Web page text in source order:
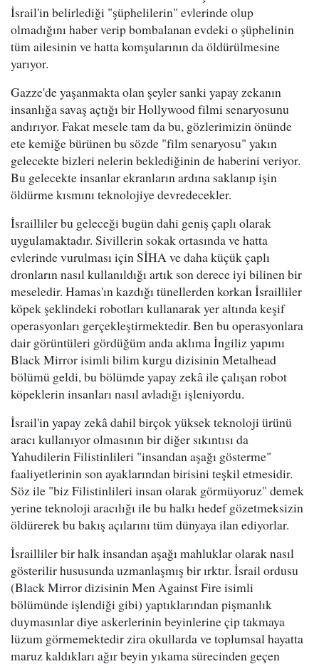
İsrail'in belirlediği "şüphelilerin" evlerinde olup
olmadığını haber verip bombalanan evdeki o şüphelinin
tüm ailesinin ve hatta komşularının da öldürülmesine
yarıyor.
Gazze'de yaşanmakta olan şeyler sanki yapay zekanın
insanlığa savaş açtığı bir Hollywood filmi senaryosunu
andırıyor. Fakat mesele tam da bu, gözlerimizin önünde
ete kemiğe bürünen bu sözde "film senaryosu" yakın
gelecekte bizleri nelerin beklediğinin de haberini veriyor.
Bu gelecekte insanlar ekranların ardına saklanıp işin
öldürme kısmını teknolojiye devredecekler.
İsrailliler bu geleceği bugün dahi geniş çaplı olarak
uygulamaktadır. Sivillerin sokak ortasında ve hatta
evlerinde vurulması için SİHA ve daha küçük çaplı
dronların nasıl kullanıldığı artık son derece iyi bilinen bir
meseledir. Hamas'ın kazdığı tünellerden korkan İsrailliler
köpek şeklindeki robotları kullanarak yer altında keşif
operasyonları gerçekleştirmektedir. Ben bu operasyonlara
dair görüntüleri gördüğüm anda aklıma İngiliz yapımı
Black Mirror isimli bilim kurgu dizisinin Metalhead
bölümü geldi, bu bölümde yapay zekâ ile çalışan robot
köpeklerin insanları nasıl avladığı işleniyordu.
İsrail'in yapay zekâ dahil birçok yüksek teknoloji ürünü
aracı kullanıyor olmasının bir diğer sıkıntısı da
Yahudilerin Filistinlileri "insandan aşağı gösterme"
faaliyetlerinin son ayaklarından birisini teşkil etmesidir.
Söz ile "biz Filistinlileri insan olarak görmüyoruz" demek
yerine teknoloji aracılığı ile bu halkı hedef gözetmeksizin
öldürerek bu bakış açılarını tüm dünyaya ilan ediyorlar.
İsrailliler bir halk insandan aşağı mahluklar olarak nasıl
gösterilir hususunda uzmanlaşmış bir ırktır. İsrail ordusu
(Black Mirror dizisinin Men Against Fire isimli
bölümünde işlendiği gibi) yaptıklarından pişmanlık
duymasınlar diye askerlerinin beyinlerine çip takmaya
lüzum görmemektedir zira okullarda ve toplumsal hayatta
maruz kaldıkları ağır beyin yıkama sürecinden geçen